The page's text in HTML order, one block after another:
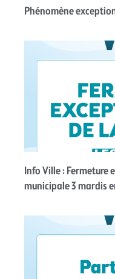
Phénomène
Info Ville : Fermeture
municipale 3 mardis